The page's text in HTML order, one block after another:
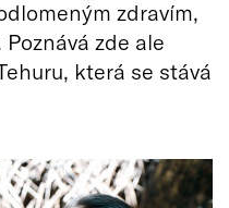
zdravím,
zde ale
která se stává